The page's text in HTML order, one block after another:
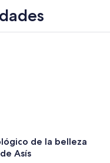
de la belleza
Asís
de la belleza seráfica